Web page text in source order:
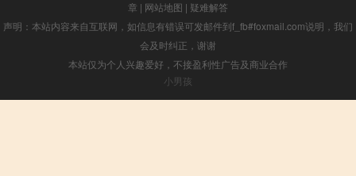
章 | 网站地图 | 疑难解答
声明：本站内容来自互联网，如信息有错误可发邮件到f_fb#foxmail.com说明，我们
会及时纠正，谢谢
本站仅为个人兴趣爱好，不接盈利性广告及商业合作
小男孩